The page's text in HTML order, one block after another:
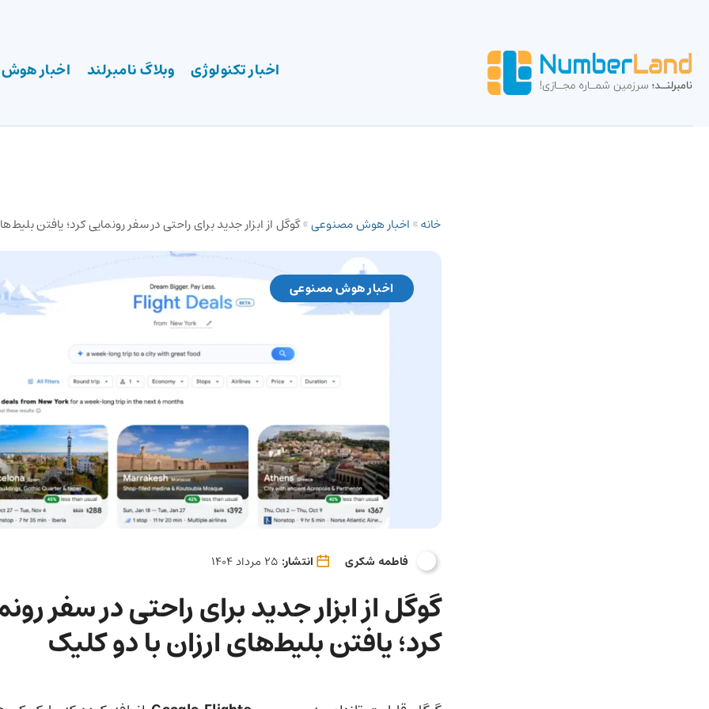
اخبار تکنولوژی وبلاگ نامبرلند اخبار
خانه»اخبار هوش مصنوعی»گوگل از ابزار جدید برای راحتی در سفر رونمایی کرد؛ یافتن
اخبار هوش مصنوعی
فاطمه شکری انتشار:
گوگل از ابزار جدید برای راحتی در سفر
کرد؛ یافتن بلیط‌های ارزان با دو کلیک